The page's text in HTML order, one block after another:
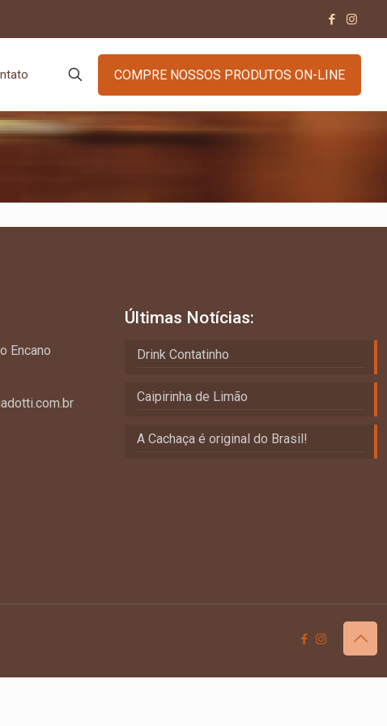
COMPRE NOSSOS PRODUTOS ON-LINE
Encano
Últimas Notícias:
Drink Contatinho
Caipirinha de Limão
A Cachaça é original do Brasil!